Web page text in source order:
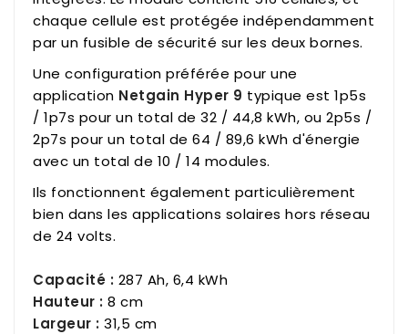
chaque cellule est protégée indépendamment
par un fusible de sécurité sur les deux bornes.
Une configuration préférée pour une
application Netgain Hyper 9 typique est 1p5s
/ 1p7s pour un total de 32 / 44,8 kWh, ou 2p5s /
2p7s pour un total de 64 / 89,6 kWh d'énergie
avec un total de 10 / 14 modules.
Ils fonctionnent également particulièrement
bien dans les applications solaires hors réseau
de 24 volts.
Capacité : 287 Ah, 6,4 kWh
Hauteur : 8 cm
Largeur : 31,5 cm